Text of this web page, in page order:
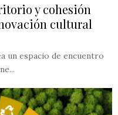
y cohesión
cultural
un espacio de encuentro